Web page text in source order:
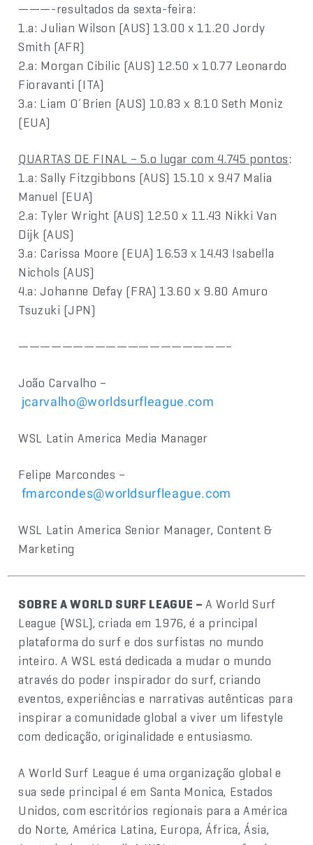
———-resultados da sexta-feira:
1.a: Julian Wilson (AUS) 13.00 x 11.20 Jordy
Smith (AFR)
2.a: Morgan Cibilic (AUS) 12.50 x 10.77 Leonardo
Fioravanti (ITA)
3.a: Liam O´Brien (AUS) 10.83 x 8.10 Seth Moniz
(EUA)
QUARTAS DE FINAL – 5.o lugar com 4.745 pontos:
1.a: Sally Fitzgibbons (AUS) 15.10 x 9.47 Malia
Manuel (EUA)
2.a: Tyler Wright (AUS) 12.50 x 11.43 Nikki Van
Dijk (AUS)
3.a: Carissa Moore (EUA) 16.53 x 14.43 Isabella
Nichols (AUS)
4.a: Johanne Defay (FRA) 13.60 x 9.80 Amuro
Tsuzuki (JPN)
———————————————————–
João Carvalho –
jcarvalho@worldsurfleague.com
WSL Latin America Media Manager
Felipe Marcondes –
fmarcondes@worldsurfleague.com
WSL Latin America Senior Manager, Content &
Marketing
SOBRE A WORLD SURF LEAGUE –A World Surf
League (WSL), criada em 1976, é a principal
plataforma do surf e dos surfistas no mundo
inteiro. A WSL está dedicada a mudar o mundo
através do poder inspirador do surf, criando
eventos, experiências e narrativas autênticas para
inspirar a comunidade global a viver um lifestyle
com dedicação, originalidade e entusiasmo.
A World Surf League é uma organização global e
sua sede principal é em Santa Monica, Estados
Unidos, com escritórios regionais para a América
do Norte, América Latina, Europa, África, Ásia,